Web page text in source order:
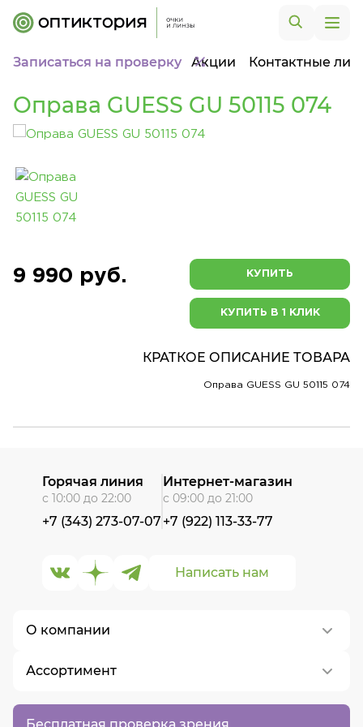
Записаться на проверку Акции Контактные
Оправа GUESS GU 50115 074
9 990 руб. КУПИТЬ
КУПИТЬ В 1 КЛИК
КРАТКОЕ ОПИСАНИЕ ТОВАРА
Оправа GUESS GU 50115 074
Бесплатная проверка зрения
О компании
О нас
Контакты
Ассортимент
Написать нам
Горячая линия
с 10:00 до 22:00
+7 (343) 273-07-07
Интернет-магазин
с 09:00 до 21:00
+7 (922) 113-33-77